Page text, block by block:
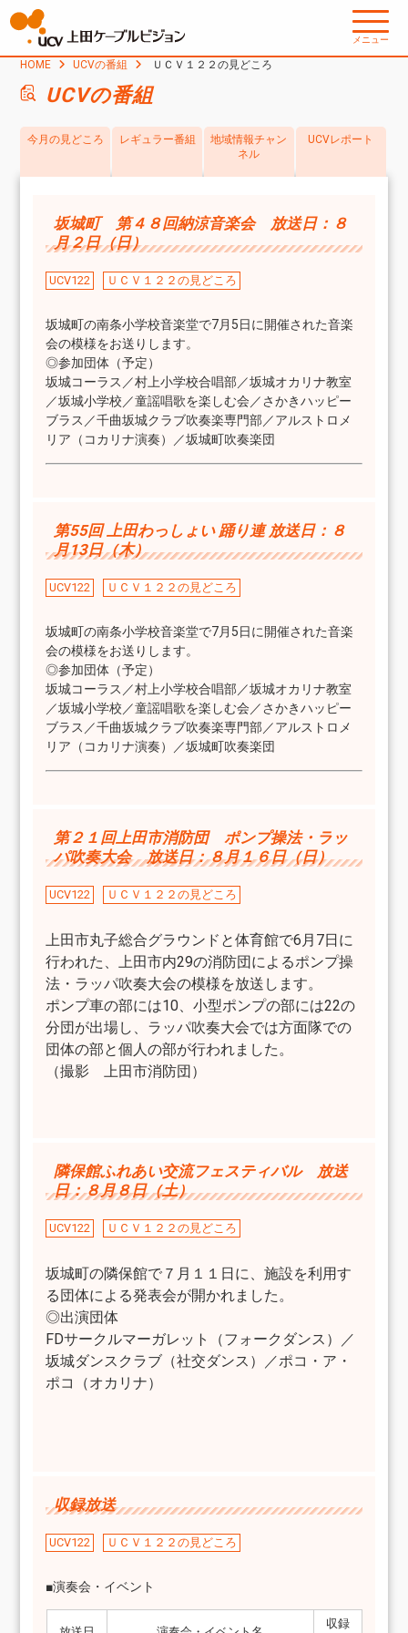
メニュー
HOME UCVの番組 ＵＣＶ１２２の見どころ
UCVの番組
今月の見どころ レギュラー番組
地域情報チャン
ネル
UCVレポート
坂城町 第４８回納涼音楽会 放送日：８
月２日（日）
UCV122 ＵＣＶ１２２の見どころ
坂城町の南条小学校音楽堂で7月5日に開催された音楽
会の模様をお送りします。
◎参加団体（予定）
坂城コーラス／村上小学校合唱部／坂城オカリナ教室
／坂城小学校／童謡唱歌を楽しむ会／さかきハッピー
ブラス／千曲坂城クラブ吹奏楽専門部／アルストロメ
リア（コカリナ演奏）／坂城町吹奏楽団
第55回 上田わっしょい 踊り連 放送日：８
月13日（木）
UCV122 ＵＣＶ１２２の見どころ
坂城町の南条小学校音楽堂で7月5日に開催された音楽
会の模様をお送りします。
◎参加団体（予定）
坂城コーラス／村上小学校合唱部／坂城オカリナ教室
／坂城小学校／童謡唱歌を楽しむ会／さかきハッピー
ブラス／千曲坂城クラブ吹奏楽専門部／アルストロメ
リア（コカリナ演奏）／坂城町吹奏楽団
第２１回上田市消防団 ポンプ操法・ラッ
パ吹奏大会 放送日：８月１６日（日）
UCV122 ＵＣＶ１２２の見どころ
上田市丸子総合グラウンドと体育館で6月7日に
行われた、上田市内29の消防団によるポンプ操
法・ラッパ吹奏大会の模様を放送します。
ポンプ車の部には10、小型ポンプの部には22の
分団が出場し、ラッパ吹奏大会では方面隊での
団体の部と個人の部が行われました。
（撮影 上田市消防団）
隣保館ふれあい交流フェスティバル 放送
日：８月８日（土）
UCV122 ＵＣＶ１２２の見どころ
坂城町の隣保館で７月１１日に、施設を利用す
る団体による発表会が開かれました。
◎出演団体
FDサークルマーガレット（フォークダンス）／
坂城ダンスクラブ（社交ダンス）／ポコ・ア・
ポコ（オカリナ）
収録放送
UCV122 ＵＣＶ１２２の見どころ
■演奏会・イベント
収録